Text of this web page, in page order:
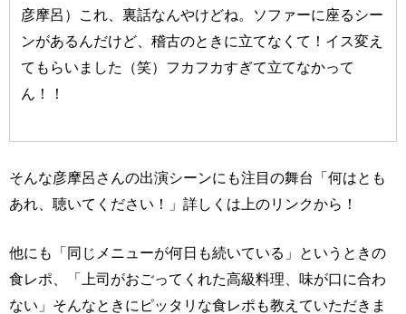
彦摩呂）これ、裏話なんやけどね。ソファーに座るシー
ンがあるんだけど、稽古のときに立てなくて！イス変え
てもらいました（笑）フカフカすぎて立てなかって
ん！！
そんな彦摩呂さんの出演シーンにも注目の舞台「何はとも
あれ、聴いてください！」詳しくは上のリンクから！
他にも「同じメニューが何日も続いている」というときの
食レポ、「上司がおごってくれた高級料理、味が口に合わ
ない」そんなときにピッタリな食レポも教えていただきま